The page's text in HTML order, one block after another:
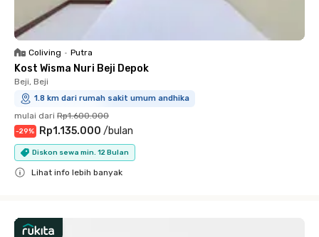
Coliving • Putra
Kost Wisma Nuri Beji Depok
Beji, Beji
1.8 km dari rumah sakit umum andhika
mulai dari Rp1.600.000
-29% Rp1.135.000 /bulan
Diskon sewa min. 12 Bulan
Lihat info lebih banyak